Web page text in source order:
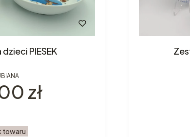
Zestaw dla dzieci PIESEK
zł
towaru